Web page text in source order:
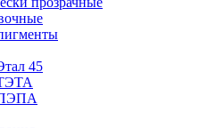
45
ПЭПА